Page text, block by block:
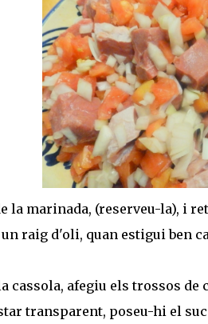
la marinada, (reserveu-la), i
raig d'oli, quan estigui ben
cassola, afegiu els trossos
transparent, poseu-hi el